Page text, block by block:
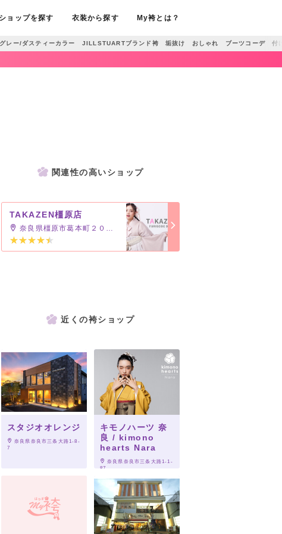
ショップを探す 衣装から探す My袴とは？
レー/ダスティーカラー JILLSTUARTブランド袴 垢抜け おしゃれ ブーツコーデ 付
関連性の高いショップ
TAKAZEN橿原店
奈良県橿原市葛本町２０１−１
近くの袴ショップ
スタジオオレンジ
奈良県奈良市三条大路1-8-
7
キモノハーツ 奈
良 / kimono
hearts Nara
奈良県奈良市三条大路1-1-
87